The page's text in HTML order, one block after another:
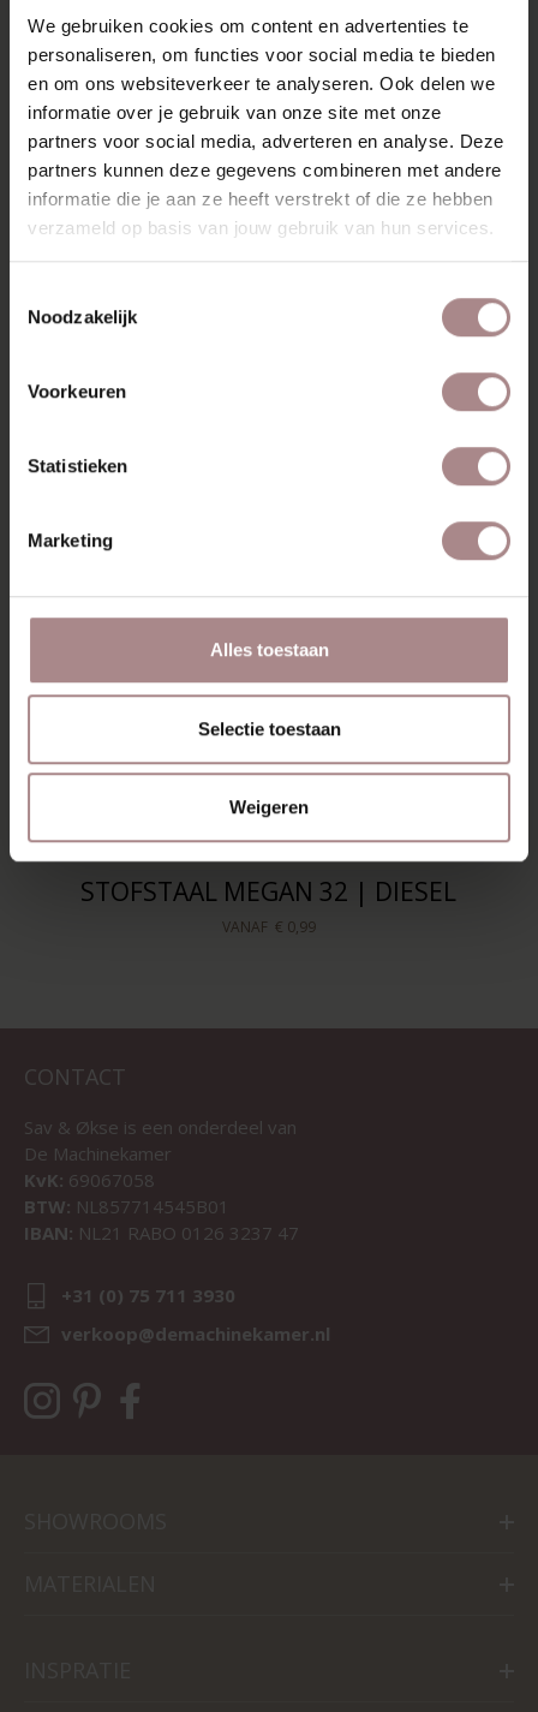
We gebruiken cookies om content en advertenties te
personaliseren, om functies voor social media te bieden
en om ons websiteverkeer te analyseren. Ook delen we
informatie over je gebruik van onze site met onze
partners voor social media, adverteren en analyse. Deze
partners kunnen deze gegevens combineren met andere
informatie die je aan ze heeft verstrekt of die ze hebben
verzameld op basis van jouw gebruik van hun services.
Noodzakelijk
Voorkeuren
Statistieken
Marketing
Alles toestaan
Selectie toestaan
Weigeren
STOFSTAAL MEGAN 4 | BLACK
STOFSTAAL MEGAN 32 | DIESEL
VANAF € 0,99
CONTACT
Sav & Økse is een onderdeel van
De Machinekamer
KvK: 69067058
BTW: NL857714545B01
IBAN: NL21 RABO 0126 3237 47
+31 (0) 75 711 3930
verkoop@demachinekamer.nl